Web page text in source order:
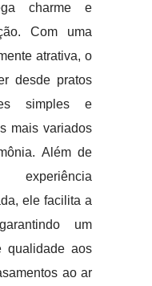
charme e
Com uma
atrativa, o
desde pratos
simples e
mais variados
Além de
ele facilita a
um
qualidade aos
ao ar